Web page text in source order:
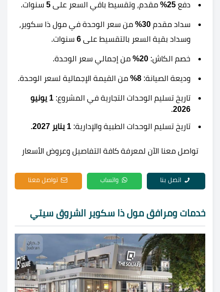
دفع 25% مقدم، وتقسيط باقي السعر على 5 سنوات.
سداد مقدم 30%
من سعر الوحدة في مول ذا سكوير،
وسداد بقية السعر بالتقسيط على
سنوات.
خصم الكاش: 20% من إجمالي سعر الوحدة.
وديعة الصيانة: من القيمة الإجمالية لسعر الوحدة.
تاريخ تسليم الوحدات التجارية في المشروع:
1 يونيو
2026
.
تاريخ تسليم الوحدات الطبية والإدارية: 1 يناير 2027 .
تواصل معنا الآن لمعرفة كافة التفاصيل وعروض الأسعار
اتصل بنا واتساب تواصل معنا
خدمات ومرافق مول ذا سكوير الشروق سيتي